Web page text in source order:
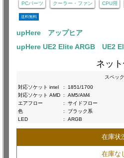
PCパーツ クーラー・ファン CPU用
送料無料
upHere アップヒア
upHere UE2 Elite ARGB UE2
ネット
スペック
対応ソケット intel
:
1851/1700
対応ソケット AMD :
AM5/AM4
エアフロー
:
サイドフロー
色
:
ブラック系
LED
: ARGB
在庫状
在庫な